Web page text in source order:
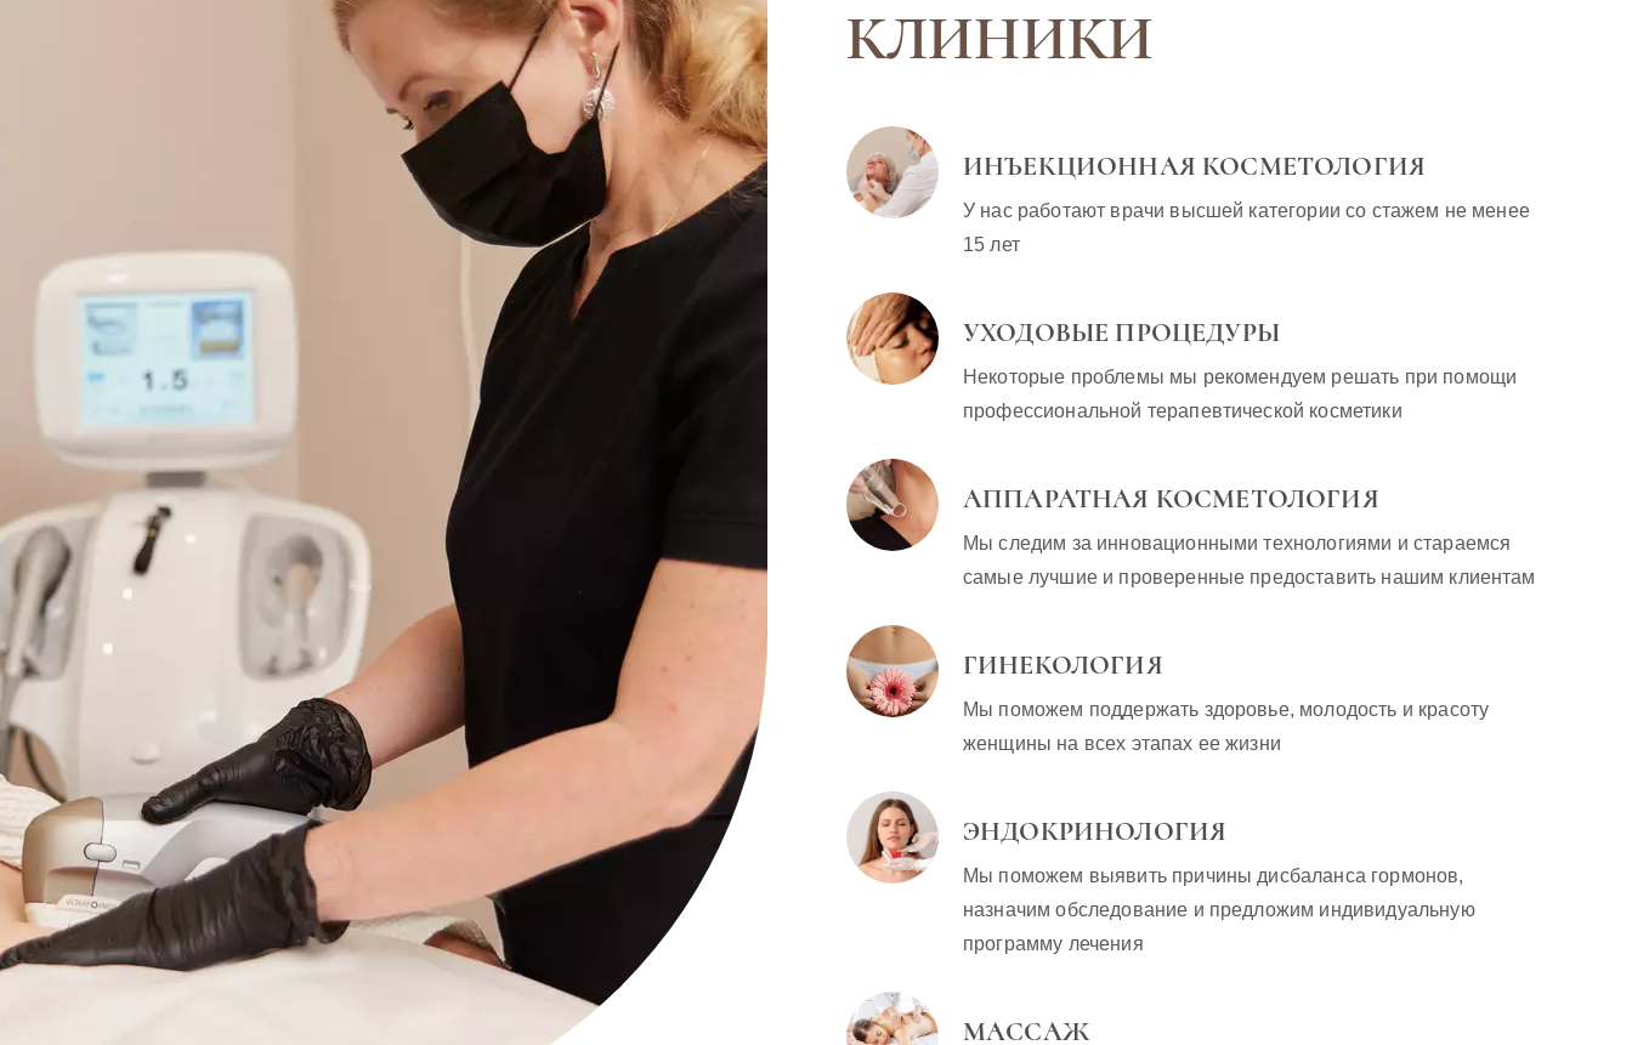
КЛИНИКИ
ИНЪЕКЦИОННАЯ КОСМЕТОЛОГИЯ
У нас работают врачи высшей категории со стажем не менее
15 лет
УХОДОВЫЕ ПРОЦЕДУРЫ
Некоторые проблемы мы рекомендуем решать при помощи
профессиональной терапевтической косметики
АППАРАТНАЯ КОСМЕТОЛОГИЯ
Мы следим за инновационными технологиями и стараемся
самые лучшие и проверенные предоставить нашим клиентам
ГИНЕКОЛОГИЯ
Мы поможем поддержать здоровье, молодость и красоту
женщины на всех этапах ее жизни
ЭНДОКРИНОЛОГИЯ
Мы поможем выявить причины дисбаланса гормонов,
назначим обследование и предложим индивидуальную
программу лечения
МАССАЖ